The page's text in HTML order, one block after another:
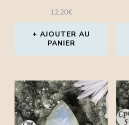
12,20€
AJOUTER AU
PANIER